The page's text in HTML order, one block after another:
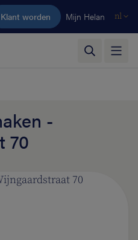
hoofdinhoud
Klant worden Mijn Helan nl
-
70